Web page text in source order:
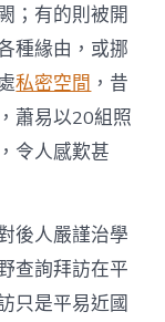
；有的則被開
種緣由，或挪
私密空間 ，昔
蕭易以20組照
令人感歎甚
後人嚴謹治學
查詢拜訪在平
只是平易近國